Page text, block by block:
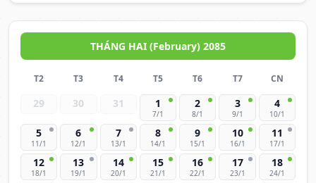
THÁNG HAI (February) 2085
T2 T3 T4 T5 T6 T7 CN
29 30 31 1
7/1
2
8/1
3
9/1
4
10/1
5
11/1
6
12/1
7
13/1
8
14/1
9
15/1
10
16/1
11
17/1
12
18/1
13
19/1
14
20/1
15
21/1
16
22/1
17
23/1
18
24/1